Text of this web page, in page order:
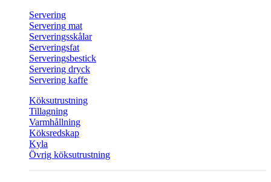
Servering
Servering mat
Serveringsskålar
Serveringsfat
Serveringsbestick
Servering dryck
Servering kaffe
Köksutrustning
Tillagning
Varmhållning
Köksredskap
Kyla
Övrig köksutrustning